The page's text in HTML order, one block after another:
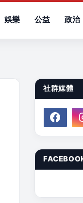
娛樂 公益 政治
社群媒體